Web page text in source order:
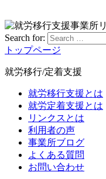
Search for:
トップページ
就労移行/定着支援
就労移行支援とは
就労定着支援とは
リンクスとは
利用者の声
事業所ブログ
よくある質問
お問い合わせ